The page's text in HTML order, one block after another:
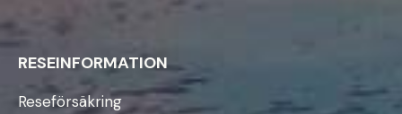
RESEINFORMATION
Reseförsäkring